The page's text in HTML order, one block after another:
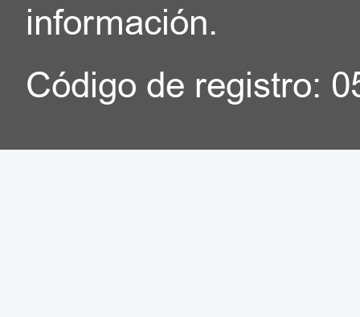
información.
Código de registro: